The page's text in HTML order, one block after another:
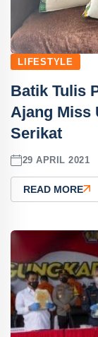
LIFESTYLE
Batik Tulis
Ajang Miss
Serikat
29 APRIL 2021
READ MORE